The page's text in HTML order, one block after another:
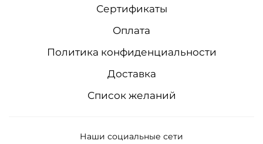
Сертификаты
Оплата
Политика конфиденциальности
Доставка
Список желаний
Наши социальные сети